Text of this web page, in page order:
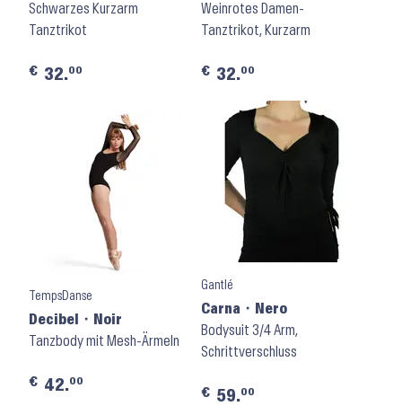
Schwarzes Kurzarm
Tanztrikot
€ 32.00
Weinrotes Damen-
Tanztrikot, Kurzarm
€ 32.00
TempsDanse
Decibel ⬝ Noir
Tanzbody mit Mesh-Ärmeln
€ 42.00
Gantlé
Carna ⬝ Nero
Bodysuit 3/4 Arm,
Schrittverschluss
€ 59.00